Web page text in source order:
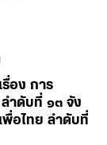
อง การ
ำดับที่ ๑๓ จัง
พื่อไทย ลำดับที่